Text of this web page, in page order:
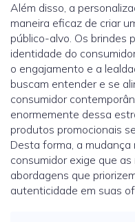
Além disso, a
maneira eficaz de criar
público-alvo. Os brindes
identidade do
o engajamento e a
buscam entender e se
consumidor
enormemente dessa
produtos promocionais
Desta forma, a
consumidor exige que
abordagens que
autenticidade em suas